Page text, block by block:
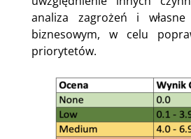
analiza zagrożeń i
biznesowym, w celu
priorytetów.